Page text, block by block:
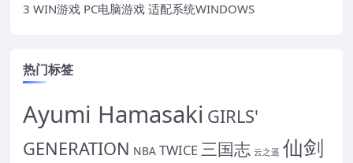
3 WIN游戏 PC电脑游戏 适配系统WINDOWS
热门标签
Ayumi Hamasaki GIRLS'
GENERATION NBA TWICE三国志 云之遥 仙剑